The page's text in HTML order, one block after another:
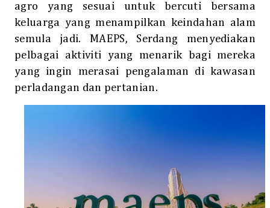
agro yang sesuai untuk bercuti bersama
keluarga yang menampilkan keindahan alam
semula jadi. MAEPS, Serdang menyediakan
pelbagai aktiviti yang menarik bagi mereka
yang ingin merasai pengalaman di kawasan
perladangan dan pertanian.